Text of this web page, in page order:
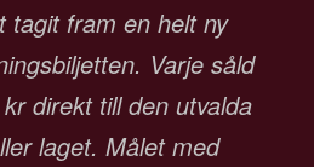
tagit fram en helt ny
Varje såld
direkt till den utvalda
laget. Målet med